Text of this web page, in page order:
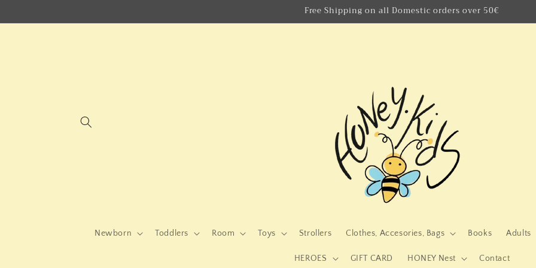
Free Shipping on all Domestic orders over 50€
Newborn Toddlers Room Toys Strollers Clothes, Accesories, Bags Books Adults
HEROES GIFT CARD HONEY Nest Contact